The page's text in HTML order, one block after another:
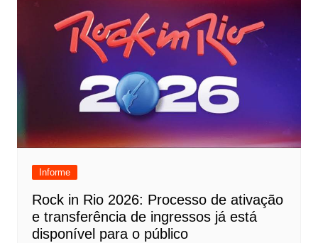
Informe
Rock in Rio 2026: Processo de ativação
e transferência de ingressos já está
disponível para o público